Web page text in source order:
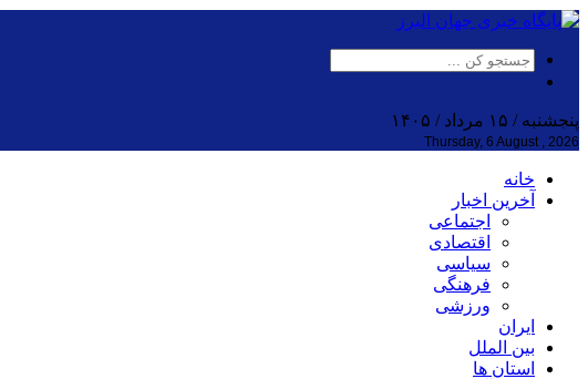
پنجشنبه / ۱۵ مرداد / ۱۴۰۵
Thursday, 6 August , 2026
خانه
آخرین اخبار
اجتماعی
اقتصادی
سیاسی
فرهنگی
ورزشی
ایران
بین الملل
استان ها